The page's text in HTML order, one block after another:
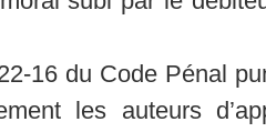
16 du Code Pénal
les auteurs